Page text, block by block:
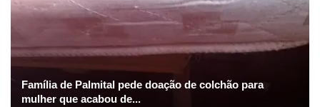
Família de Palmital pede doação de colchão para
mulher que acabou de...